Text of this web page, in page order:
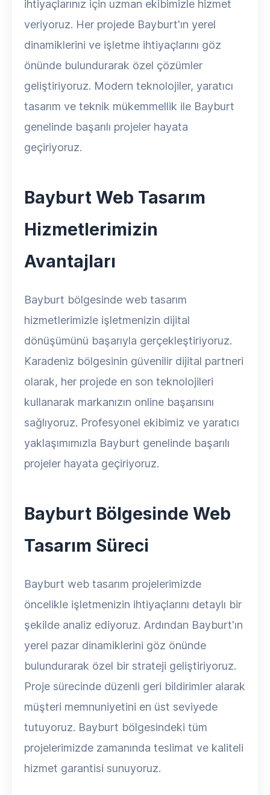
ihtiyaçlarınız için uzman ekibimizle hizmet
veriyoruz. Her projede Bayburt'ın yerel
dinamiklerini ve işletme ihtiyaçlarını göz
önünde bulundurarak özel çözümler
geliştiriyoruz. Modern teknolojiler, yaratıcı
tasarım ve teknik mükemmellik ile Bayburt
genelinde başarılı projeler hayata
geçiriyoruz.
Bayburt Web Tasarım
Hizmetlerimizin
Avantajları
Bayburt bölgesinde web tasarım
hizmetlerimizle işletmenizin dijital
dönüşümünü başarıyla gerçekleştiriyoruz.
Karadeniz bölgesinin güvenilir dijital partneri
olarak, her projede en son teknolojileri
kullanarak markanızın online başarısını
sağlıyoruz. Profesyonel ekibimiz ve yaratıcı
yaklaşımımızla Bayburt genelinde başarılı
projeler hayata geçiriyoruz.
Bayburt Bölgesinde Web
Tasarım Süreci
Bayburt web tasarım projelerimizde
öncelikle işletmenizin ihtiyaçlarını detaylı bir
şekilde analiz ediyoruz. Ardından Bayburt'ın
yerel pazar dinamiklerini göz önünde
bulundurarak özel bir strateji geliştiriyoruz.
Proje sürecinde düzenli geri bildirimler alarak
müşteri memnuniyetini en üst seviyede
tutuyoruz. Bayburt bölgesindeki tüm
projelerimizde zamanında teslimat ve kaliteli
hizmet garantisi sunuyoruz.